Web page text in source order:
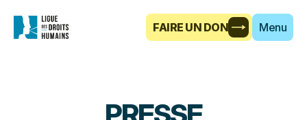
FAIRE UN DON Menu